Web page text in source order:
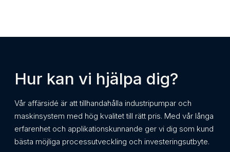
Hur kan vi hjälpa dig?
Vår affärsidé är att tillhandahålla industripumpar och
maskinsystem med hög kvalitet till rätt pris. Med vår långa
erfarenhet och applikationskunnande ger vi dig som kund
bästa möjliga processutveckling och investeringsutbyte.